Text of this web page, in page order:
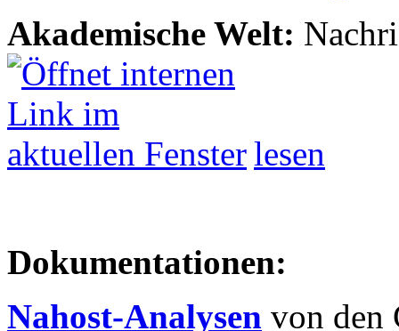
Akademische Welt:
lesen
Dokumentationen:
Nahost-Analysen von den